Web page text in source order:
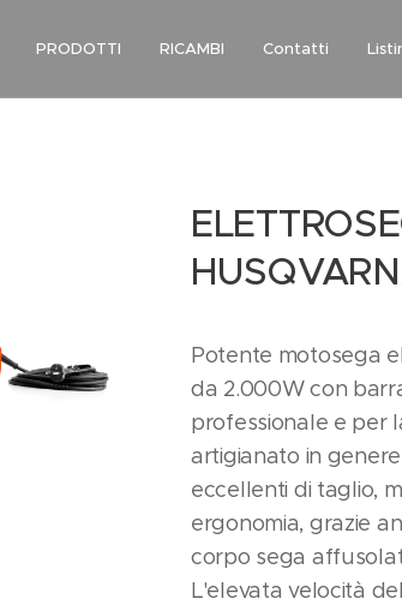
PRODOTTI RICAMBI Contatti
Potente motosega
da 2.000W con
professionale e per
artigianato in
eccellenti di taglio,
ergonomia, grazie
corpo sega
L'elevata velocità